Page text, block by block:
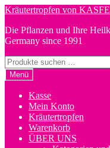
Zur
springen
Zum
springen
Kräutertropfen von
Die Pflanzen und Ihre
Germany since 1991
Suchen
nach:
Menü
Kasse
Mein Konto
Kräutertropfen
Warenkorb
ÜBER UNS